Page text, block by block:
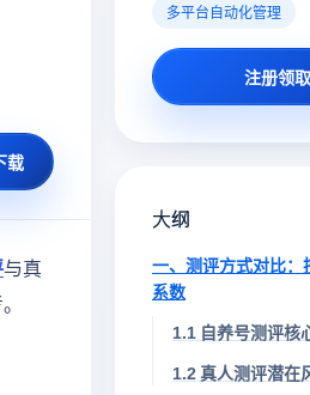
载
与真
多平台自动化管理
注册领
大纲
一、测评方式对比：
系数
1.1 自养号测评核
1.2 真人测评潜在